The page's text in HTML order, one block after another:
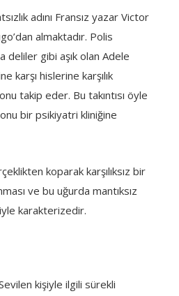
adını Fransız yazar Victor
almaktadır. Polis
deliler gibi aşık olan Adele
karşı hislerine karşılık
takip eder. Bu takıntısı öyle
onu bir psikiyatri kliniğine
koparak karşılıksız bir
ve bu uğurda mantıksız
karakterizedir.
kişiyle ilgili sürekli